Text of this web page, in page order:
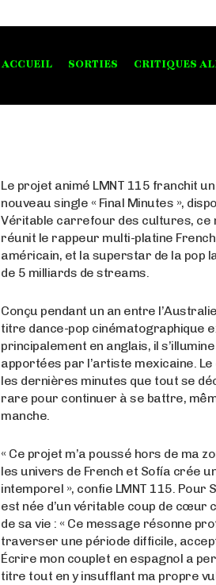
ACCUEIL SORTIES CRITIQUES
Le projet animé LMNT 115 franchit
nouveau single « Final Minutes »,
Véritable carrefour des cultures, ce
réunit le rappeur multi-platine
américain, et la superstar de la pop
de 5 milliards de streams.
Conçu pendant un an entre
titre dance-pop cinématographique
principalement en anglais, il
apportées par l’artiste mexicaine.
les dernières minutes que tout se
rare pour continuer à se battre,
manche.
« Ce projet m’a poussé hors de ma
les univers de French et Sofía crée
intemporel », confie LMNT 115.
est née d’un véritable coup de cœur
de sa vie : « Ce message résonne
traverser une période difficile,
Écrire mon couplet en espagnol a
titre tout en y insufflant ma propre